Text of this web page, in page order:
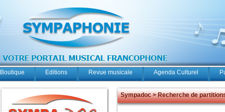
Boutique Editions Revue musicale Agenda Culturel
Sympadoc > Recherche de